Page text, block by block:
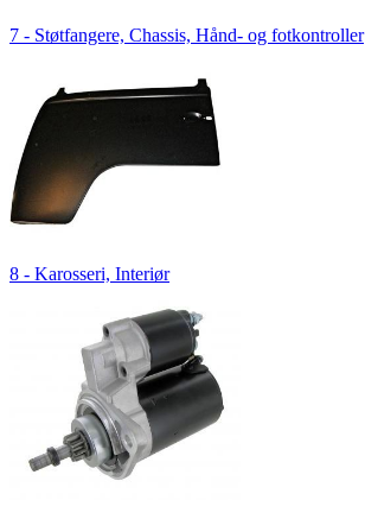
7 - Støtfangere, Chassis, Hånd- og fotkontroller
8 - Karosseri, Interiør